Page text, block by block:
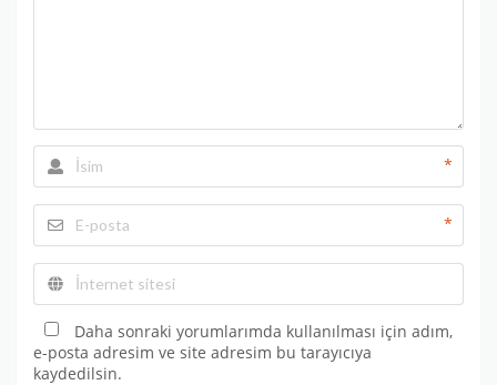
*
*
Daha sonraki yorumlarımda kullanılması için adım,
e-posta adresim ve site adresim bu tarayıcıya
kaydedilsin.